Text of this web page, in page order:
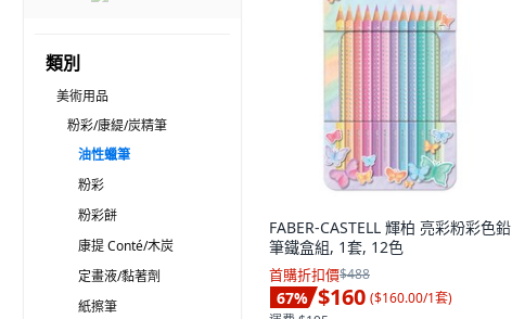
類別
美術用品
粉彩/康緹/炭精筆
油性蠟筆
粉彩
粉彩餅
康提 Conté/木炭
定畫液/黏著劑
紙擦筆
FABER-CASTELL 輝柏 亮彩粉彩色鉛
筆鐵盒組, 1套, 12色
首購折扣價$488
67% $160 ($160.00/1套)